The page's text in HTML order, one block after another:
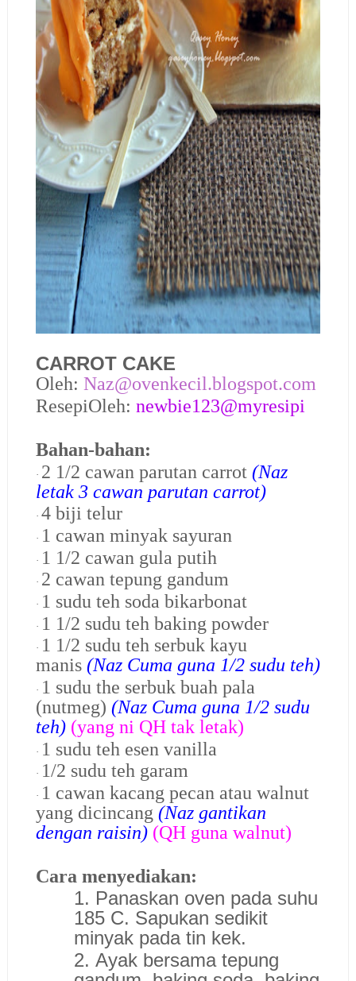
CARROT CAKE
Oleh: Naz@ovenkecil.blogspot.com
ResepiOleh: newbie123@myresipi
Bahan-bahan:
· 2 1/2 cawan parutan carrot (Naz
letak 3 cawan parutan carrot)
· 4 biji telur
· 1 cawan minyak sayuran
· 1 1/2 cawan gula putih
· 2 cawan tepung gandum
· 1 sudu teh soda bikarbonat
· 1 1/2 sudu teh baking powder
· 1 1/2 sudu teh serbuk kayu
manis (Naz Cuma guna 1/2 sudu teh)
· 1 sudu the serbuk buah pala
(nutmeg) (Naz Cuma guna 1/2 sudu
teh) (yang ni QH tak letak)
· 1 sudu teh esen vanilla
· 1/2 sudu teh garam
· 1 cawan kacang pecan atau walnut
yang dicincang (Naz gantikan
dengan raisin) (QH guna walnut)
Cara menyediakan:
1. Panaskan oven pada suhu
185 C. Sapukan sedikit
minyak pada tin kek.
2. Ayak bersama tepung